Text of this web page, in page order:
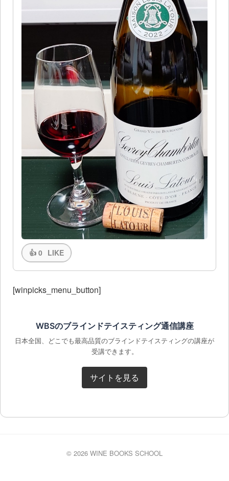
👍 0 LIKE
[winpicks_menu_button]
WBSのブラインドテイスティング通信講座
日本全国、どこでも最高品質のブラインドテイスティングの講座が
受講できます。
サイトを見る
© 2026 WINE BOOKS SCHOOL